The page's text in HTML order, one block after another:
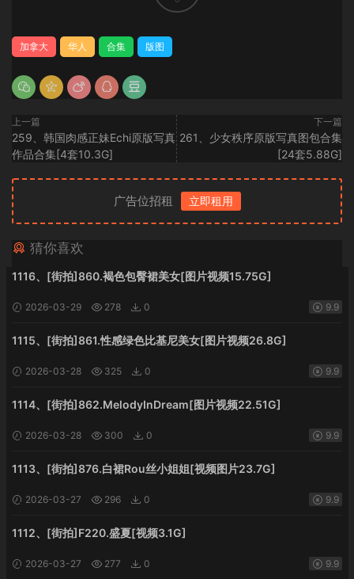
加拿大 华人 合集 版图
上一篇
259、韩国肉感正妹Echi原版写真
作品合集[4套10.3G]
下一篇
261、少女秩序原版写真图包合集
[24套5.88G]
广告位招租 立即租用
猜你喜欢
1116、[街拍]860.褐色包臀裙美女[图片视频15.75G]
2026-03-29 278 0 9.9
1115、[街拍]861.性感绿色比基尼美女[图片视频26.8G]
2026-03-28 325 0 9.9
1114、[街拍]862.MelodyInDream[图片视频22.51G]
2026-03-28 300 0 9.9
1113、[街拍]876.白裙Rou丝小姐姐[视频图片23.7G]
2026-03-27 296 0 9.9
1112、[街拍]F220.盛夏[视频3.1G]
2026-03-27 277 0 9.9